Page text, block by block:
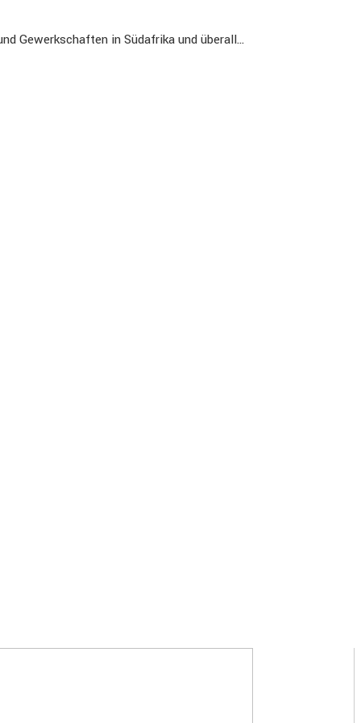
Gewerk­schaften in Südafrika und überall…